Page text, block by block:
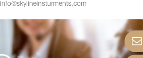
info@skylineinsturments.com